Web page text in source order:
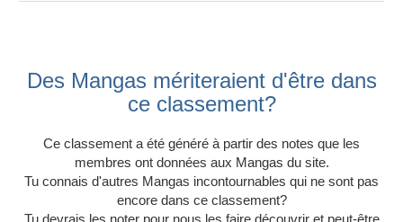
Des Mangas mériteraient d'être dans
ce classement?
Ce classement a été généré à partir des notes que les
membres ont données aux Mangas du site.
Tu connais d'autres Mangas incontournables qui ne sont pas
encore dans ce classement?
Tu devrais les noter pour nous les faire découvrir et peut-être